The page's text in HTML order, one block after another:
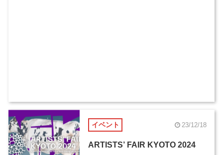
イベント 23/12/18
ARTISTS’ FAIR KYOTO 2024